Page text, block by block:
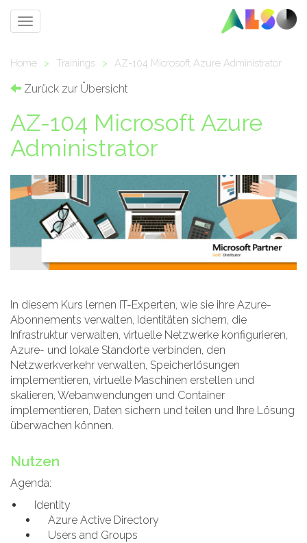
Toggle
Home > Trainings > AZ-104 Microsoft Azure Administrator
Zurück zur Übersicht
AZ-104 Microsoft Azure
Administrator
In diesem Kurs lernen IT-Experten, wie sie ihre Azure-
Abonnements verwalten, Identitäten sichern, die
Infrastruktur verwalten, virtuelle Netzwerke konfigurieren,
Azure- und lokale Standorte verbinden, den
Netzwerkverkehr verwalten, Speicherlösungen
implementieren, virtuelle Maschinen erstellen und
skalieren, Webanwendungen und Container
implementieren, Daten sichern und teilen und Ihre Lösung
überwachen können.
Nutzen
Agenda:
Identity
Azure Active Directory
Users and Groups